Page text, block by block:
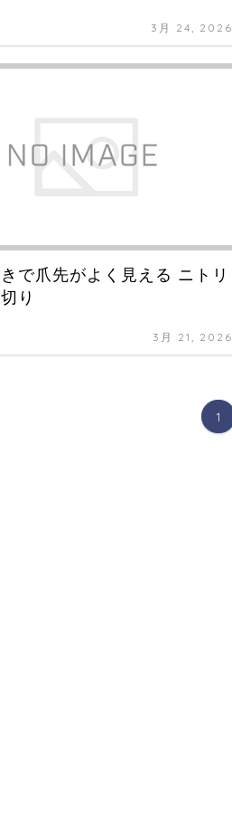
3月 24, 2026
で爪先がよく見える ニトリ
り
3月 21, 2026
1